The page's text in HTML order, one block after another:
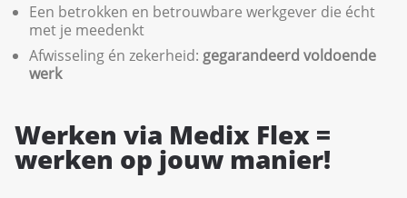
Een betrokken en betrouwbare werkgever die écht
met je meedenkt
Afwisseling én zekerheid: gegarandeerd voldoende
werk
Werken via Medix Flex =
werken op jouw manier!